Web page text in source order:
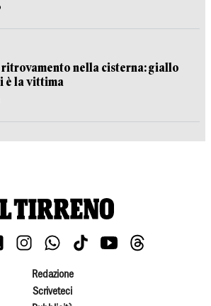
nella cisterna: giallo
è la vittima
Redazione
Scriveteci